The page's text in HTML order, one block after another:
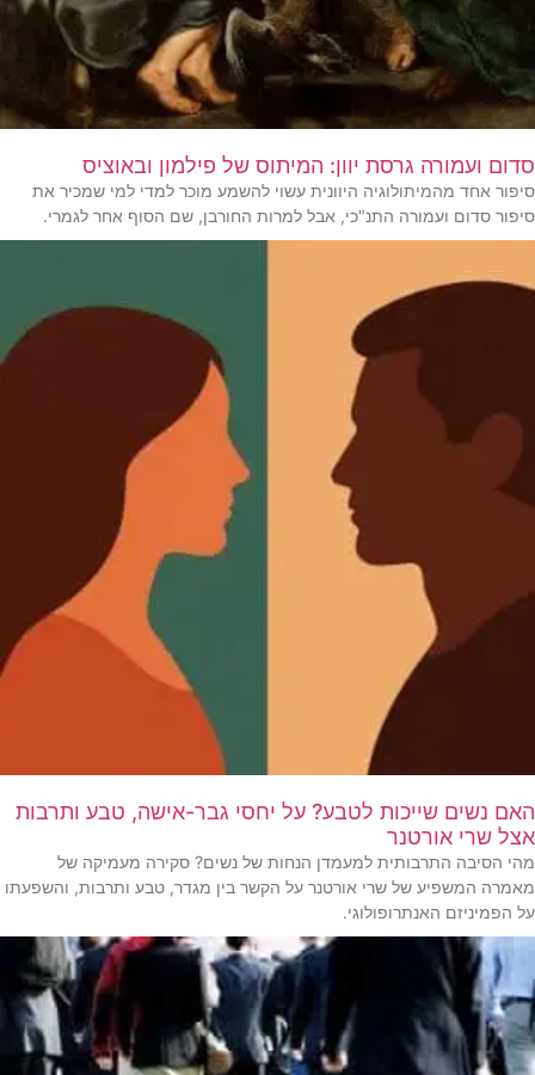
סדום ועמורה גרסת יוון: המיתוס של פילמון ובאוציס
סיפור אחד מהמיתולוגיה היוונית עשוי להשמע מוכר למדי למי שמכיר את
סיפור סדום ועמורה התנ"כי, אבל למרות החורבן, שם הסוף אחר לגמרי.
האם נשים שייכות לטבע? על יחסי גבר-אישה, טבע ותרבות
אצל שרי אורטנר
מהי הסיבה התרבותית למעמדן הנחות של נשים? סקירה מעמיקה של
מאמרה המשפיע של שרי אורטנר על הקשר בין מגדר, טבע ותרבות, והשפעתו
על הפמיניזם האנתרופולוגי.